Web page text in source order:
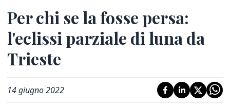
Per chi se la fosse persa:
l'eclissi parziale di luna da
Trieste
14 giugno 2022